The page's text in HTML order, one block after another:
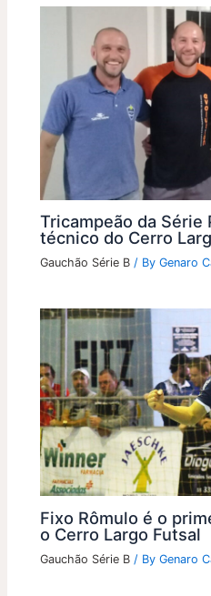
Tricampeão da Série
técnico do Cerro
Gauchão Série B / ByGenaro
Fixo Rômulo é o
o Cerro Largo Futsal
Gauchão Série B / ByGenaro